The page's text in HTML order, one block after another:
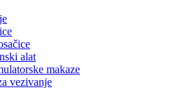
alat
makaze
vezivanje